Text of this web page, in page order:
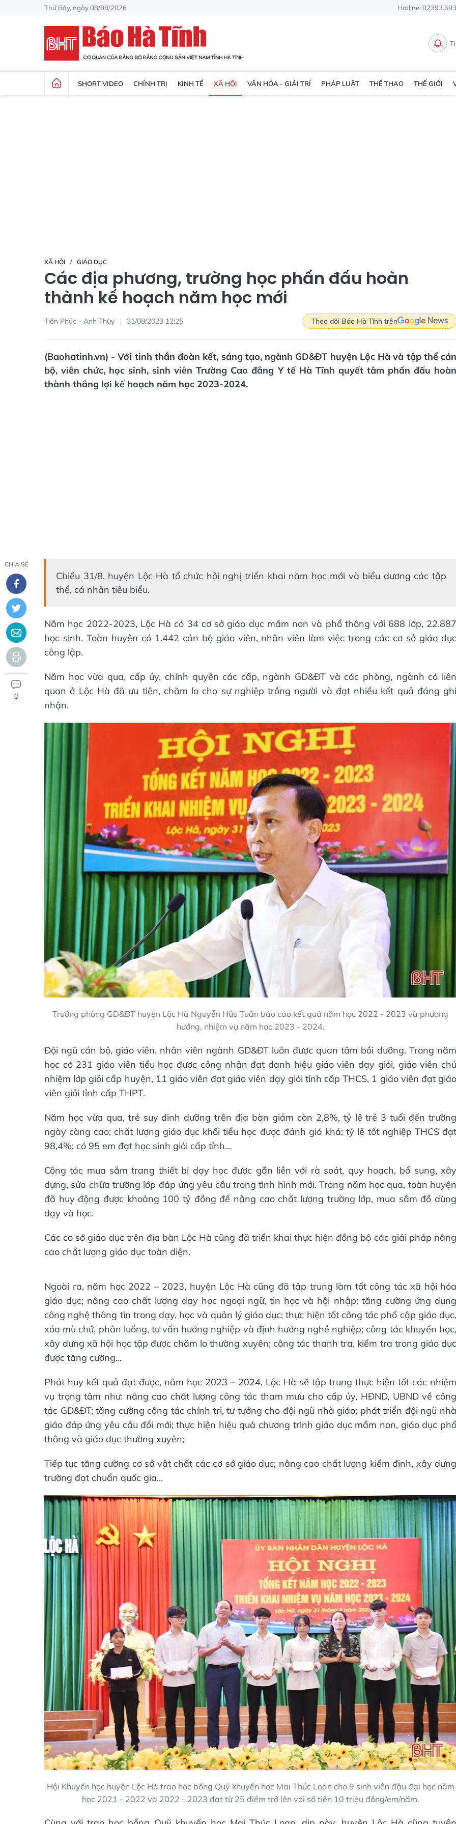
Thứ Bảy, ngày 08/08/2026 Hotline:
SHORT VIDEO CHÍNH TRỊ KINH TẾ XÃ HỘI VĂN HÓA - GIẢI TRÍ PHÁP LUẬT THỂ THAO THẾ GIỚI
XÃ HỘI GIÁO DỤC
Các địa phương, trường học phấn đấu hoàn
thành kế hoạch năm học mới
Tiến Phúc - Anh Thùy 31/08/2023 12:25 Theo dõi Báo Hà Tĩnh trên
(Baohatinh.vn) - Với tinh thần đoàn kết, sáng tạo, ngành GD&ĐT huyện Lộc Hà và tập thể cán
bộ, viên chức, học sinh, sinh viên Trường Cao đẳng Y tế Hà Tĩnh quyết tâm phấn đấu hoàn
thành thắng lợi kế hoạch năm học 2023-2024.
CHIA SẺ
0
Chiều 31/8, huyện Lộc Hà tổ chức hội nghị triển khai năm học mới và biểu dương các tập
thể, cá nhân tiêu biểu.
Năm học 2022-2023, Lộc Hà có 34 cơ sở giáo dục mầm non và phổ thông với 688 lớp, 22.887
học sinh. Toàn huyện có 1.442 cán bộ giáo viên, nhân viên làm việc trong các cơ sở giáo dục
công lập.
Năm học vừa qua, cấp ủy, chính quyền các cấp, ngành GD&ĐT và các phòng, ngành có liên
quan ở Lộc Hà đã ưu tiên, chăm lo cho sự nghiệp trồng người và đạt nhiều kết quả đáng ghi
nhận.
Trưởng phòng GD&ĐT huyện Lộc Hà Nguyễn Hữu Tuấn báo cáo kết quả năm học 2022 - 2023 và phương
hướng, nhiệm vụ năm học 2023 - 2024.
Đội ngũ cán bộ, giáo viên, nhân viên ngành GD&ĐT luôn được quan tâm bồi dưỡng. Trong năm
học có 231 giáo viên tiểu học được công nhận đạt danh hiệu giáo viên dạy giỏi, giáo viên chủ
nhiệm lớp giỏi cấp huyện, 11 giáo viên đạt giáo viên dạy giỏi tỉnh cấp THCS, 1 giáo viên đạt giáo
viên giỏi tỉnh cấp THPT.
Năm học vừa qua, trẻ suy dinh dưỡng trên địa bàn giảm còn 2,8%, tỷ lệ trẻ 3 tuổi đến trường
ngày càng cao; chất lượng giáo dục khối tiểu học được đánh giá khá; tỷ lệ tốt nghiệp THCS đạt
98,4%; có 95 em đạt học sinh giỏi cấp tỉnh...
Công tác mua sắm trang thiết bị dạy học được gắn liền với rà soát, quy hoạch, bổ sung, xây
dựng, sửa chữa trường lớp đáp ứng yêu cầu trong tình hình mới. Trong năm học qua, toàn huyện
đã huy động được khoảng 100 tỷ đồng để nâng cao chất lượng trường lớp, mua sắm đồ dùng
dạy và học.
Các cơ sở giáo dục trên địa bàn Lộc Hà cũng đã triển khai thực hiện đồng bộ các giải pháp nâng
cao chất lượng giáo dục toàn diện.
Ngoài ra, năm học 2022 – 2023, huyện Lộc Hà cũng đã tập trung làm tốt công tác xã hội hóa
giáo dục; nâng cao chất lượng dạy học ngoại ngữ, tin học và hội nhập; tăng cường ứng dụng
công nghệ thông tin trong dạy, học và quản lý giáo dục; thực hiện tốt công tác phổ cập giáo dục,
xóa mù chữ, phân luồng, tư vấn hướng nghiệp và định hướng nghề nghiệp; công tác khuyến học,
xây dựng xã hội học tập được chăm lo thường xuyên; công tác thanh tra, kiểm tra trong giáo dục
được tăng cường...
Phát huy kết quả đạt được, năm học 2023 – 2024, Lộc Hà sẽ tập trung thực hiện tốt các nhiệm
vụ trọng tâm như: nâng cao chất lượng công tác tham mưu cho cấp ủy, HĐND, UBND về công
tác GD&ĐT; tăng cường công tác chính trị, tư tưởng cho đội ngũ nhà giáo; phát triển đội ngũ nhà
giáo đáp ứng yêu cầu đổi mới; thực hiện hiệu quả chương trình giáo dục mầm non, giáo dục phổ
thông và giáo dục thường xuyên;
Tiếp tục tăng cường cơ sở vật chất các cơ sở giáo dục; nâng cao chất lượng kiểm định, xây dựng
trường đạt chuẩn quốc gia...
Hội Khuyến học huyện Lộc Hà trao học bổng Quỹ khuyến học Mai Thúc Loan cho 9 sinh viên đậu đại học năm
học 2021 - 2022 và 2022 - 2023 đạt từ 25 điểm trở lên với số tiền 10 triệu đồng/em/năm.